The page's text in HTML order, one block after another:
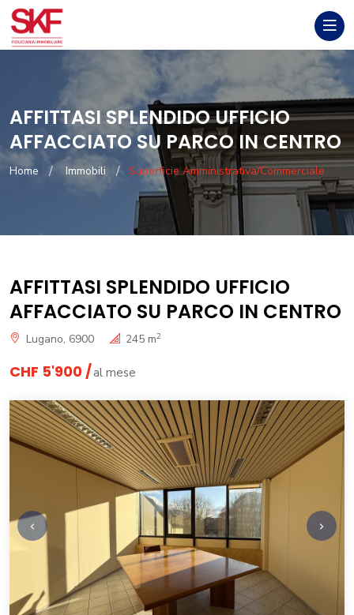
AFFITTASI SPLENDIDO UFFICIO
AFFACCIATO SU PARCO IN CENTRO
Home Immobili Superficie Amministrativa/Commerciale
AFFITTASI SPLENDIDO UFFICIO
AFFACCIATO SU PARCO IN CENTRO
Lugano, 6900 245 m2
CHF 5'900 /al mese